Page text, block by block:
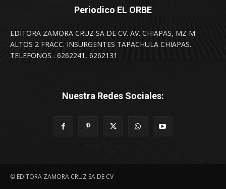
Periodico EL ORBE
EDITORA ZAMORA CRUZ SA DE CV. AV. CHIAPAS, MZ M
ALTOS 2 FRACC. INSURGENTES TAPACHULA CHIAPAS.
TELEFONOS . 6262241, 6262131
Nuestra Redes Sociales:
© EDITORA ZAMORA CRUZ SA DE CV